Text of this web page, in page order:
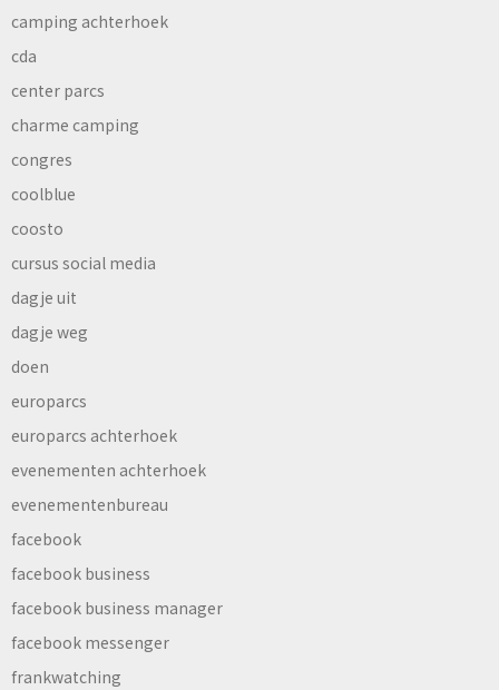
camping achterhoek
cda
center parcs
charme camping
congres
coolblue
coosto
cursus social media
dagje uit
dagje weg
doen
europarcs
europarcs achterhoek
evenementen achterhoek
evenementenbureau
facebook
facebook business
facebook business manager
facebook messenger
frankwatching